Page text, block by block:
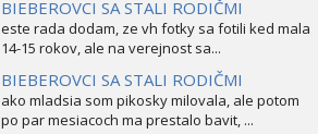
BIEBEROVCI SA STALI RODIČMI
este rada dodam, ze vh fotky sa fotili ked mala
14-15 rokov, ale na verejnost sa...
BIEBEROVCI SA STALI RODIČMI
ako mladsia som pikosky milovala, ale potom
po par mesiacoch ma prestalo bavit, ...